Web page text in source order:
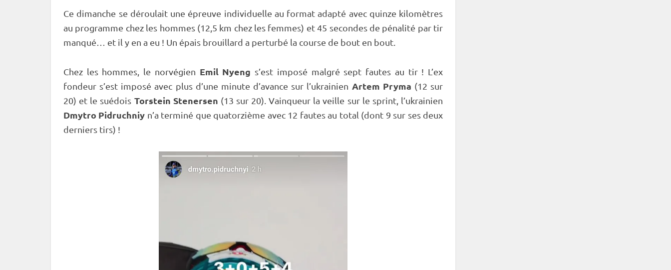
Ce dimanche se déroulait une épreuve individuelle au format adapté avec quinze kilomètres
au programme chez les hommes (12,5 km chez les femmes) et 45 secondes de pénalité par tir
manqué… et il y en a eu ! Un épais brouillard a perturbé la course de bout en bout.
Chez les hommes, le norvégien Emil Nyeng s’est imposé malgré sept fautes au tir ! L’ex
fondeur s’est imposé avec plus d’une minute d’avance sur l’ukrainien Artem Pryma (12 sur
20) et le suédois Torstein Stenersen (13 sur 20). Vainqueur la veille sur le sprint, l’ukrainien
Dmytro Pidruchniy n’a terminé que quatorzième avec 12 fautes au total (dont 9 sur ses deux
derniers tirs) !